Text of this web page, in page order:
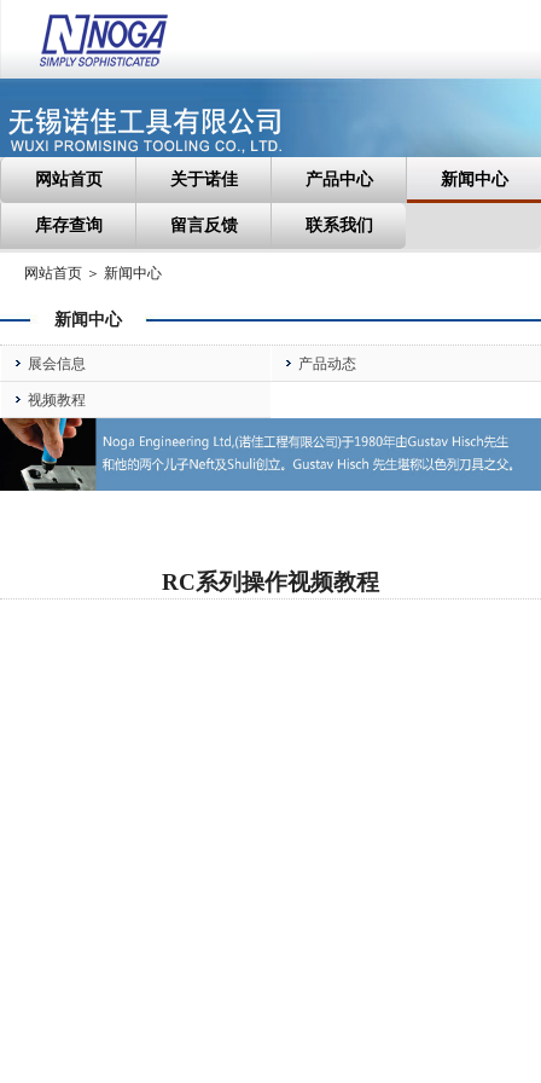
网站首页 关于诺佳 产品中心 新闻中心
库存查询 留言反馈 联系我们
网站首页 ＞ 新闻中心
新闻中心
展会信息 产品动态
视频教程
RC系列操作视频教程